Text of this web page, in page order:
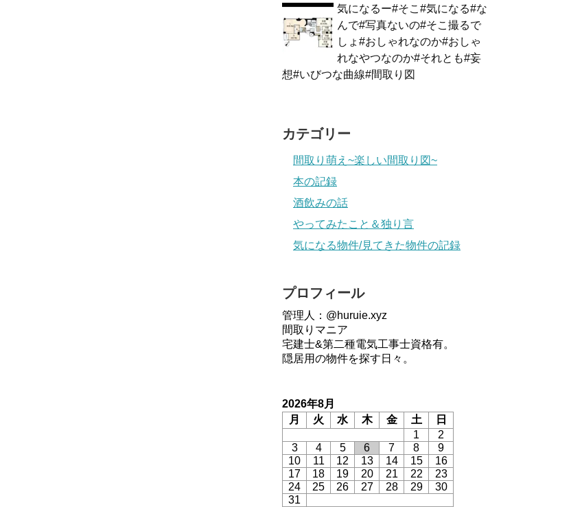
気になるー#そこ#気になる#な
んで#写真ないの#そこ撮るで
しょ#おしゃれなのか#おしゃ
れなやつなのか#それとも#妄
想#いびつな曲線#間取り図
カテゴリー
間取り萌え~楽しい間取り図~
本の記録
酒飲みの話
やってみたこと＆独り言
気になる物件/見てきた物件の記録
プロフィール
管理人：@huruie.xyz
間取りマニア
宅建士&第二種電気工事士資格有。
隠居用の物件を探す日々。
2026年8月
月
火 水 木 金 土
日
1
2
3
4 5 6 7 8
9
10
11 12 13 14 15
16
17
18 19 20 21 22
23
24
25 26 27 28 29
30
31